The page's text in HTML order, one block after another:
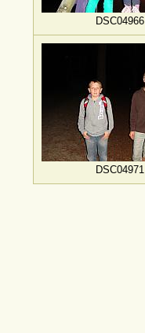
DSC04966
DSC04971